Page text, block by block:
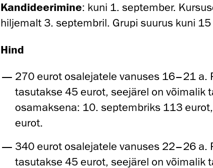
Kandideerimine: kuni 1. september.
hiljemalt 3. septembril. Grupi suurus kuni
Hind
270 eurot osalejatele vanuses 16–21 a.
tasutakse 45 eurot, seejärel on võimalik
osamaksena: 10. septembriks 113
eurot.
340 eurot osalejatele vanuses 22–26 a.
tasutakse 45 eurot, seejärel on võimalik